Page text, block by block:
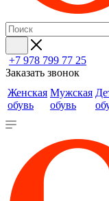
+7 978 799 77 25
Заказать звонок
Женская
обувь
Мужская
обувь